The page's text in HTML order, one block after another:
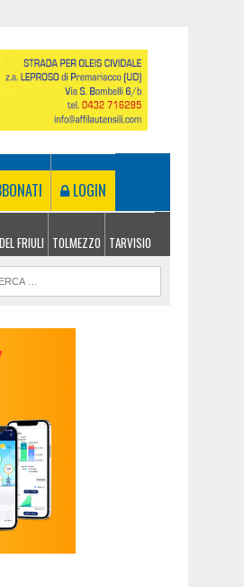
LOGIN
FRIULI TOLMEZZO TARVISIO